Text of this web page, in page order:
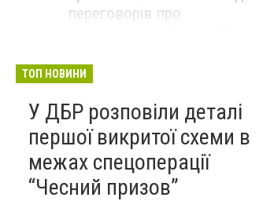
переговорів про
ТОП НОВИНИ
У ДБР розповіли деталі
першої викритої схеми в
межах спецоперації
“Чесний призов”